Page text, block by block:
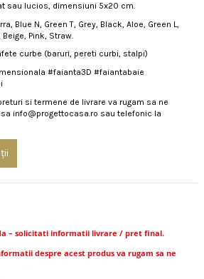
sau lucios, dimensiuni 5x20 cm.
Blue N, Green T, Grey, Black, Aloe, Green L,
Pink, Straw.
curbe (baruri, pereti curbi, stalpi)
#faianta3D #faiantabaie
si termene de livrare va rugam sa ne
info@progettocasa.ro sau telefonic la
– solicitati informatii livrare / pret final.
despre acest produs va rugam sa ne